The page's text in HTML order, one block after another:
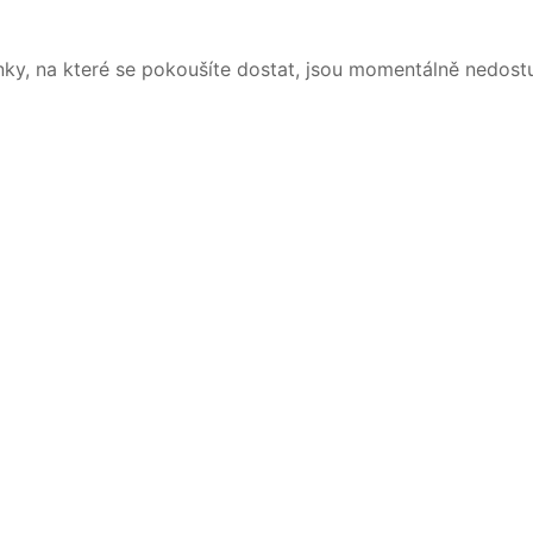
na které se pokoušíte dostat, jsou momentálně